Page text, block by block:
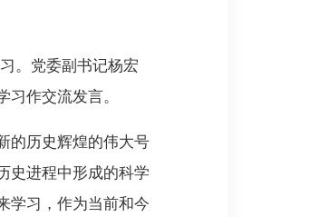
。党委副书记杨宏
作交流发言。
的历史辉煌的伟大号
史进程中形成的科学
学习，作为当前和今